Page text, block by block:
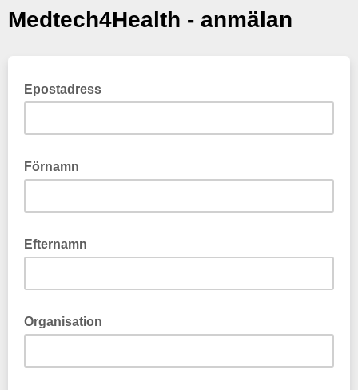
Medtech4Health - anmälan
Epostadress
Förnamn
Efternamn
Organisation